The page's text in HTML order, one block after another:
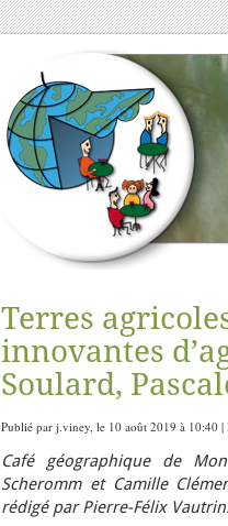
Terres
innovantes
Soulard,
Publié par j.viney, le 10 août 2019 à 10:40 |
Café géographique de
Scheromm et Camille
rédigé par Pierre-Félix Vautrin.